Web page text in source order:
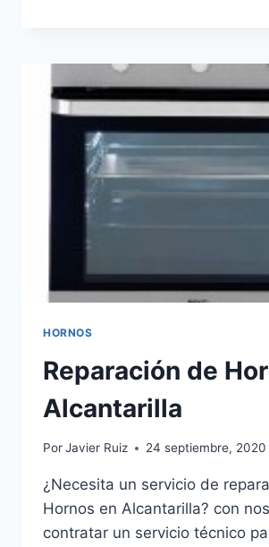
LAS
TORRES
DE
COTILLAS
HORNOS
Reparación de
Alcantarilla
PorJavier Ruiz 24 septiembre, 2020
¿Necesita un servicio de
Hornos en Alcantarilla? con
contratar un servicio técnico